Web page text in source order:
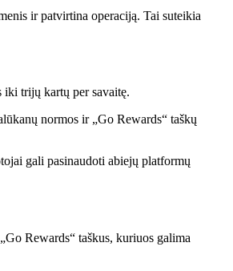
ir patvirtina operaciją. Tai suteikia
iki trijų kartų per savaitę.
normos ir „Go Rewards“ taškų
gali pasinaudoti abiejų platformų
Rewards“ taškus, kuriuos galima